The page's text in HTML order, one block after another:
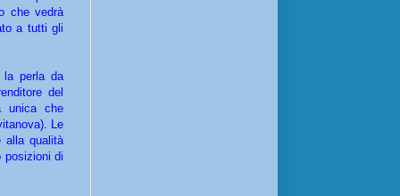
che vedrà
a tutti gli
la perla da
del
unica che
Le
alla qualità
posizioni di